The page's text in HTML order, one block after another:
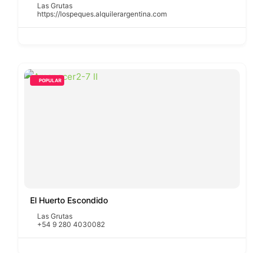
Las Grutas
https://lospeques.alquilerargentina.com
POPULAR
El Huerto Escondido
Las Grutas
+54 9 280 4030082